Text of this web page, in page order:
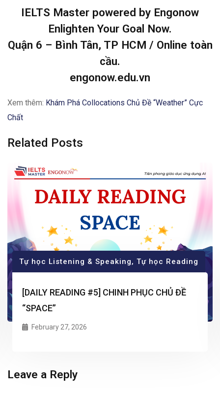
IELTS Master powered by Engonow
Enlighten Your Goal Now.
Quận 6 – Bình Tân, TP HCM / Online toàn
cầu.
engonow.edu.vn
Xem thêm: Khám Phá Collocations Chủ Đề “Weather” Cực
Chất
Related Posts
Tự học Listening & Speaking, Tự học Reading
[DAILY READING #5] CHINH PHỤC CHỦ ĐỀ
“SPACE”
February 27, 2026
Leave a Reply